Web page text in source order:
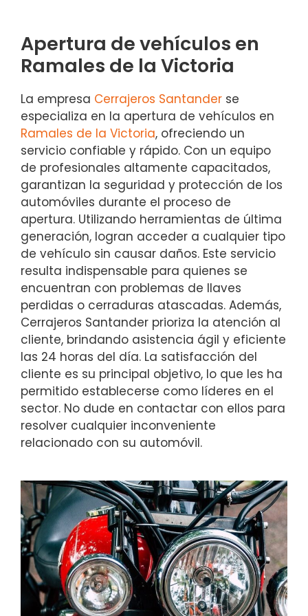
Apertura de vehículos en
Ramales de la Victoria
La empresa Cerrajeros Santander se
especializa en la apertura de vehículos en
Ramales de la Victoria, ofreciendo un
servicio confiable y rápido. Con un equipo
de profesionales altamente capacitados,
garantizan la seguridad y protección de los
automóviles durante el proceso de
apertura. Utilizando herramientas de última
generación, logran acceder a cualquier tipo
de vehículo sin causar daños. Este servicio
resulta indispensable para quienes se
encuentran con problemas de llaves
perdidas o cerraduras atascadas. Además,
Cerrajeros Santander prioriza la atención al
cliente, brindando asistencia ágil y eficiente
las 24 horas del día. La satisfacción del
cliente es su principal objetivo, lo que les ha
permitido establecerse como líderes en el
sector. No dude en contactar con ellos para
resolver cualquier inconveniente
relacionado con su automóvil.